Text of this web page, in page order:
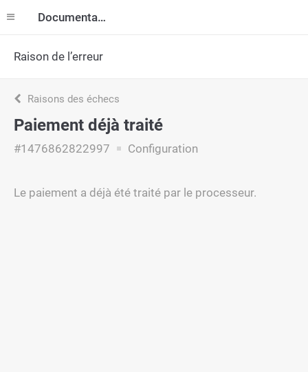
Documentation
Raison de l’erreur
Raisons des échecs
Paiement déjà traité
#1476862822997 Configuration
Le paiement a déjà été traité par le processeur.